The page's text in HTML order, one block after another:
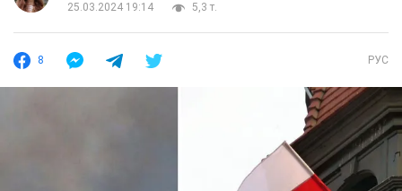
25.03.2024 19:14
5,3 т.
8 РУС